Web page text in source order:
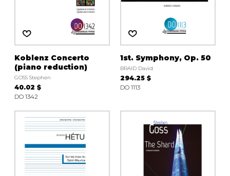
Koblenz Concerto
(piano reduction)
GOSS Stephen
40.02 $
DO 1342
1st. Symphony, Op. 50
BRAID David
294.25 $
DO 1113